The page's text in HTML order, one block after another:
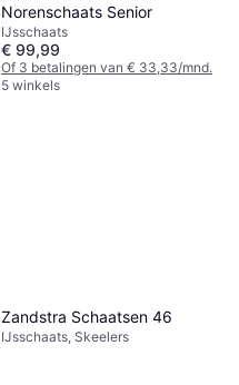
Norenschaats Senior
IJsschaats
€ 99,99
Of 3 betalingen van € 33,33/mnd.
5 winkels
Zandstra Schaatsen 46
IJsschaats, Skeelers